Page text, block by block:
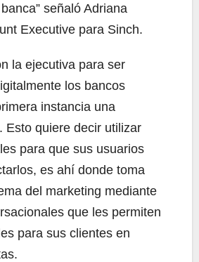
señaló Adriana
Executive para Sinch.
la ejecutiva para ser
los bancos
instancia una
Esto quiere decir utilizar
para que sus usuarios
es ahí donde toma
del marketing mediante
que les permiten
para sus clientes en